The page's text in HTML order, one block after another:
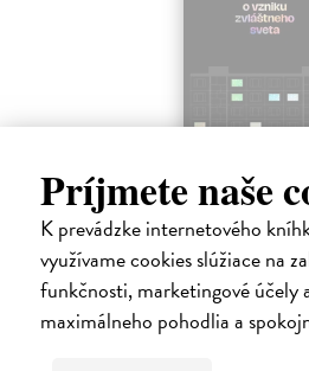
Príjmete naše
K prevádzke internetového
využívame cookies slúžiace na
funkčnosti, marketingové účely
maximálneho pohodlia a
Záznam o vzniku
Ábelová Mirka| Kniha
Po úspešných a vypredaných